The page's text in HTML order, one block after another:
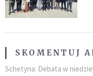
SKOMENTUJ
Schetyna: Debata w